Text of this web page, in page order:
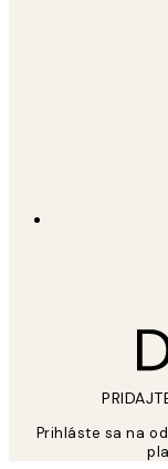
Prihláste sa na